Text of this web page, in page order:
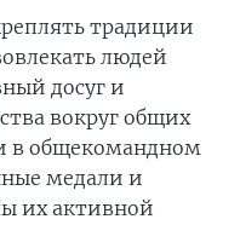
традиции
людей
досуг и
вокруг общих
в общекомандном
медали и
их активной